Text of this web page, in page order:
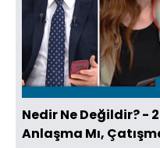
Nedir Ne Değildir? -
Anlaşma Mı,